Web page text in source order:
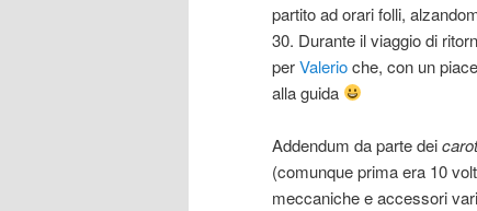
partito ad orari folli,
30. Durante il viaggio di
perValerioche, con un
alla guida
Addendum da parte dei
(comunque prima era 10
meccaniche e accessori